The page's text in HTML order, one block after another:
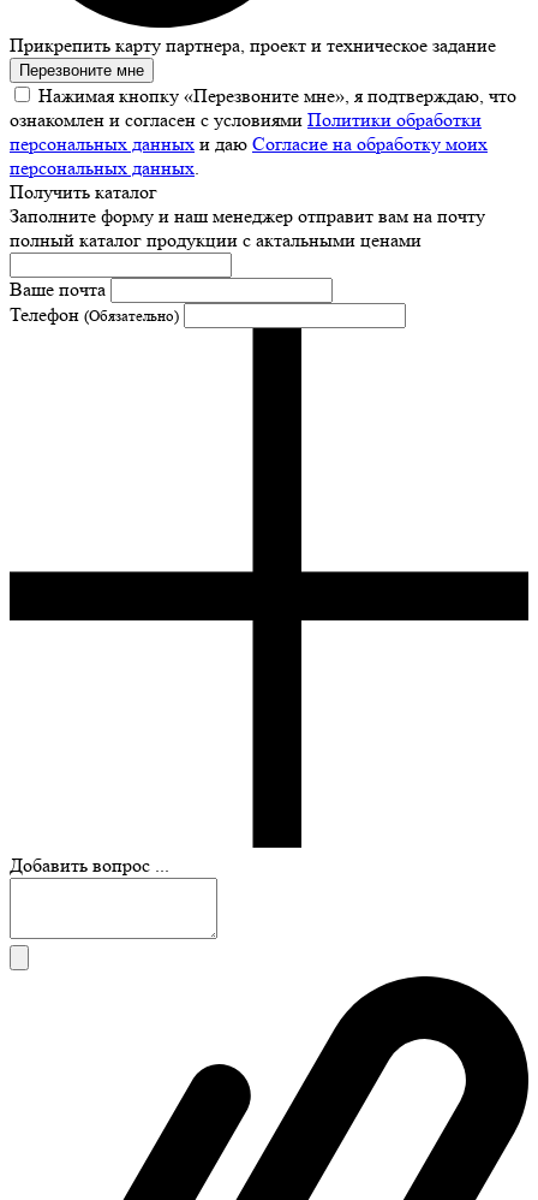
Прикрепить карту партнера, проект и техническое задание
Перезвоните мне
Нажимая кнопку «Перезвоните мне», я подтверждаю, что
ознакомлен и согласен с условиями Политики обработки
персональных данных и даю Согласие на обработку моих
персональных данных.
Получить каталог
Заполните форму и наш менеджер отправит вам на почту
полный каталог продукции с актальными ценами
Ваше почта
Телефон (Обязательно)
Добавить вопрос ...